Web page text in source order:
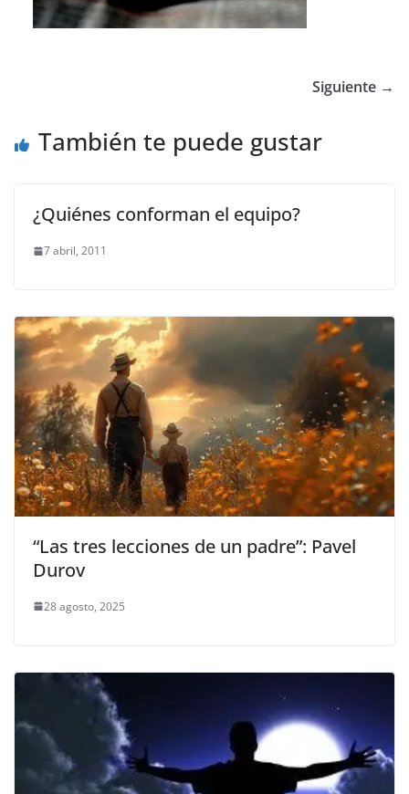
Siguiente →
También te puede gustar
¿Quiénes conforman el equipo?
7 abril, 2011
“Las tres lecciones de un padre”: Pavel
Durov
28 agosto, 2025